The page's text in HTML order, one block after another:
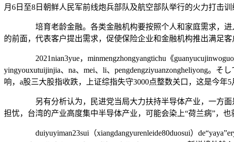
月6日至8日朝鲜人民军前线炮兵部队及航空部队举行的火力打击训
培育老龄金融。各类金融机构要按照个人和家庭需求，进入
的前面，代表客户提出需求，促使保险企业和金融机构推出满足
2021nian3yue，minmengzhongyangtichu《
yingyouxutuijinjia、na、mei、li、pengdengziyuanzongheliyong
响，a股三大股指收跌，上证综指失守3000点整数关口，这是今年5
另有分析认为，民进党当局大力扶持半导体产业，一方面是
担忧，台湾的产业高度集中半导体产业，可能会染上“荷兰病”，
duiyuyiman23sui（xiangdangyurenleide80duosui）